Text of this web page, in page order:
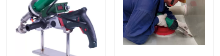
Vídeos
Tela de Geosynthetic